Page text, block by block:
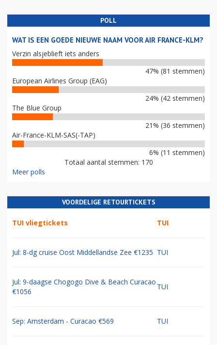
POLL
WAT IS EEN GOEDE NIEUWE NAAM VOOR AIR FRANCE-KLM?
Verzin alsjeblieft iets anders
47% (81 stemmen)
European Airlines Group (EAG)
24% (42 stemmen)
The Blue Group
21% (36 stemmen)
Air-France-KLM-SAS(-TAP)
6% (11 stemmen)
Totaal aantal stemmen: 170
Meer polls
VOORDELIGE RETOURTICKETS
TUI vliegtickets TUI
Jul: 8-dg cruise Oost Middellandse Zee €1235 TUI
Jul: 9-daagse Chogogo Dive & Beach Curacao
€1056
TUI
Sep: Amsterdam - Curacao €569 TUI